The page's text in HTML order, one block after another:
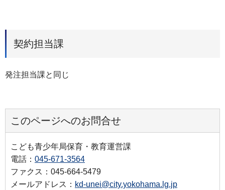
契約担当課
発注担当課と同じ
このページへのお問合せ
こども青少年局保育・教育運営課
電話： 045-671-3564
ファクス：045-664-5479
メールアドレス： kd-unei@city.yokohama.lg.jp